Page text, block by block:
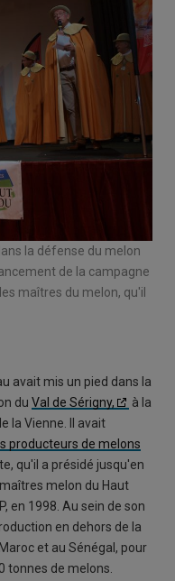
la défense du melon
de la campagne
maîtres du melon, qu'il
avait mis un pied dans la
du Val de Sérigny,
à la
la Vienne. Il avait
producteurs de melons
qu'il a présidé jusqu'en
melon du Haut
en 1998. Au sein de son
en dehors de la
et au Sénégal, pour
tonnes de melons.